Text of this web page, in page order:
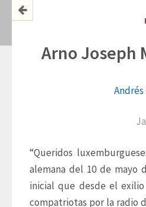
Arno Joseph
Andrés
“Queridos
alemana del 10 de mayo
inicial que desde el
compatriotas por la radio